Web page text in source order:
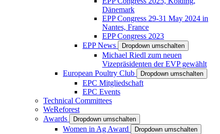
Dänemark
EPP Congress 29-31 May 2024 in
Nantes, France
EPP Congress 2023
EPP News
Dropdown umschalten
Michael Riedl zum neuen
Vizepräsidenten der EVP gewählt
European Poultry Club
Dropdown umschalten
EPC Mitgliedschaft
EPC Events
Technical Committees
WeReforest
Awards
Dropdown umschalten
Women in Ag Award Dropdown umschalten